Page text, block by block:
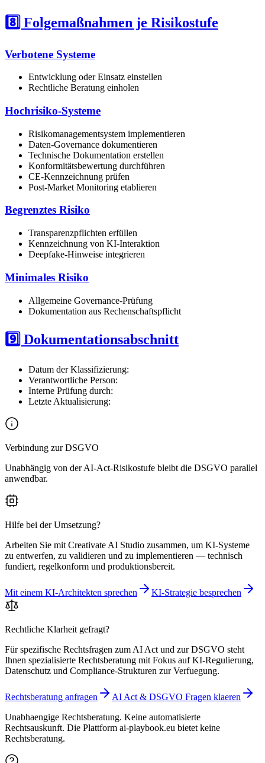
8️⃣ Folgemaßnahmen je Risikostufe
Verbotene Systeme
Entwicklung oder Einsatz einstellen
Rechtliche Beratung einholen
Hochrisiko-Systeme
Risikomanagementsystem implementieren
Daten-Governance dokumentieren
Technische Dokumentation erstellen
Konformitätsbewertung durchführen
CE-Kennzeichnung prüfen
Post-Market Monitoring etablieren
Begrenztes Risiko
Transparenzpflichten erfüllen
Kennzeichnung von KI-Interaktion
Deepfake-Hinweise integrieren
Minimales Risiko
Allgemeine Governance-Prüfung
Dokumentation aus Rechenschaftspflicht
9️⃣ Dokumentationsabschnitt
Datum der Klassifizierung:
Verantwortliche Person:
Interne Prüfung durch:
Letzte Aktualisierung:
Verbindung zur DSGVO
Unabhängig von der AI-Act-Risikostufe bleibt die DSGVO parallel
anwendbar.
Hilfe bei der Umsetzung?
Arbeiten Sie mit Creativate AI Studio zusammen, um KI-Systeme
zu entwerfen, zu validieren und zu implementieren — technisch
fundiert, regelkonform und produktionsbereit.
Mit einem KI-Architekten sprechen KI-Strategie besprechen
Rechtliche Klarheit gefragt?
Für spezifische Rechtsfragen zum AI Act und zur DSGVO steht
Ihnen spezialisierte Rechtsberatung mit Fokus auf KI-Regulierung,
Datenschutz und Compliance-Strukturen zur Verfuegung.
Rechtsberatung anfragen
AI Act & DSGVO Fragen klaeren
Unabhaengige Rechtsberatung. Keine automatisierte
Rechtsauskunft. Die Plattform ai-playbook.eu bietet keine
Rechtsberatung.